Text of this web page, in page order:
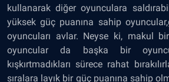
kullanarak diğer oyunculara
yüksek güç puanına sahip
oyuncuları avlar. Neyse ki, makul
oyuncular da başka bir
kışkırtmadıkları sürece rahat
sıralara layık bir güç puanına sahip